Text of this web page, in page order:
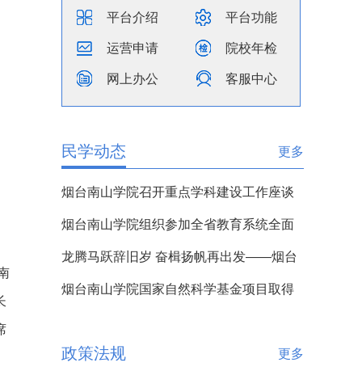
平台介绍 平台功能
运营申请 院校年检
网上办公 客服中心
民学动态 更多
烟台南山学院召开重点学科建设工作座谈
会
烟台南山学院组织参加全省教育系统全面
从严治党工作视频会议
龙腾马跃辞旧岁 奋楫扬帆再出发——烟台
南山学院二〇二六年新年贺词
烟台南山学院国家自然科学基金项目取得
政策法规 更多